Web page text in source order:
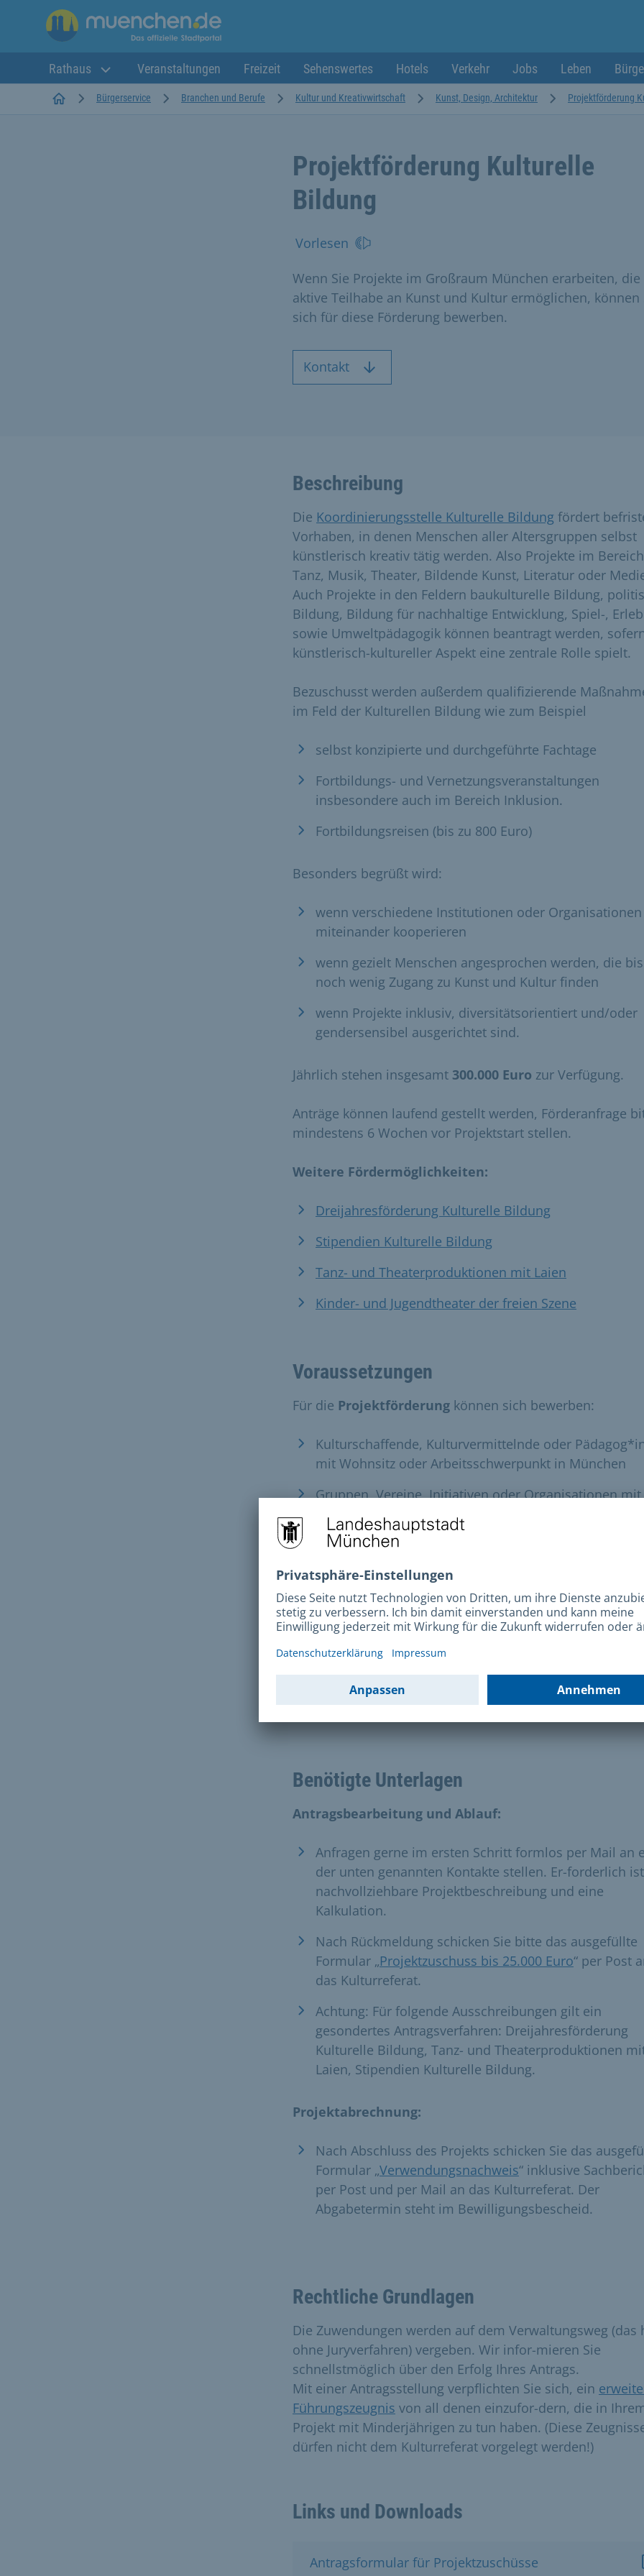
Rathaus Veranstaltungen Freizeit Sehenswertes Hotels Verkehr Jobs Leben
StartseiteBürgerservice Branchen und Berufe Kultur und Kreativwirtschaft Kunst, Design, Architektur Projektförderung
Projektförderung Kulturelle
Bildung
Vorlesen
Wenn Sie Projekte im Großraum München erarbeiten, die
aktive Teilhabe an Kunst und Kultur ermöglichen, können
sich für diese Förderung bewerben.
Kontakt
Beschreibung
Die Koordinierungsstelle Kulturelle Bildung fördert
Vorhaben, in denen Menschen aller Altersgruppen selbst
künstlerisch kreativ tätig werden. Also Projekte im Bereich
Tanz, Musik, Theater, Bildende Kunst, Literatur oder
Auch Projekte in den Feldern baukulturelle Bildung,
Bildung, Bildung für nachhaltige Entwicklung, Spiel-,
sowie Umweltpädagogik können beantragt werden,
künstlerisch-kultureller Aspekt eine zentrale Rolle spielt.
Bezuschusst werden außerdem qualifizierende
im Feld der Kulturellen Bildung wie zum Beispiel
selbst konzipierte und durchgeführte Fachtage
Fortbildungs- und Vernetzungsveranstaltungen
insbesondere auch im Bereich Inklusion.
Fortbildungsreisen (bis zu 800 Euro)
Besonders begrüßt wird:
wenn verschiedene Institutionen oder Organisationen
miteinander kooperieren
wenn gezielt Menschen angesprochen werden, die
noch wenig Zugang zu Kunst und Kultur finden
wenn Projekte inklusiv, diversitätsorientiert und/oder
gendersensibel ausgerichtet sind.
Jährlich stehen insgesamt 300.000 Euro zur Verfügung.
Anträge können laufend gestellt werden, Förderanfrage
mindestens 6 Wochen vor Projektstart stellen.
Weitere Fördermöglichkeiten:
Dreijahresförderung Kulturelle Bildung
Stipendien Kulturelle Bildung
Tanz- und Theaterproduktionen mit Laien
Kinder- und Jugendtheater der freien Szene
Voraussetzungen
Für die Projektförderung können sich bewerben:
Kulturschaffende, Kulturvermittelnde oder
mit Wohnsitz oder Arbeitsschwerpunkt in München
Gruppen, Vereine, Initiativen oder Organisationen mit
Kulturbezug
Der Großteil der Förderanfragen bewegt sich zwischen
3.000 und 10.000 Euro, aber auch höhere Summen
beantragt werden.
Es gelten die allgemeinenFörderkriteriendes
sowie dieKonzeption Kulturelle Bildung für München.
Benötigte Unterlagen
Antragsbearbeitung und Ablauf:
Anfragen gerne im ersten Schritt formlos per Mail an
der unten genannten Kontakte stellen. Er-forderlich
nachvollziehbare Projektbeschreibung und eine
Kalkulation.
Nach Rückmeldung schicken Sie bitte das ausgefüllte
Formular „Projektzuschuss bis 25.000 Euro“ per Post
das Kulturreferat.
Achtung: Für folgende Ausschreibungen gilt ein
gesondertes Antragsverfahren: Dreijahresförderung
Kulturelle Bildung, Tanz- und Theaterproduktionen
Laien, Stipendien Kulturelle Bildung.
Projektabrechnung:
Nach Abschluss des Projekts schicken Sie das
Formular „Verwendungsnachweis“ inklusive
per Post und per Mail an das Kulturreferat. Der
Abgabetermin steht im Bewilligungsbescheid.
Rechtliche Grundlagen
Die Zuwendungen werden auf dem Verwaltungsweg (das
ohne Juryverfahren) vergeben. Wir infor-mieren Sie
schnellstmöglich über den Erfolg Ihres Antrags.
Mit einer Antragsstellung verpflichten Sie sich, ein
Führungszeugnis von all denen einzufor-dern, die in
Projekt mit Minderjährigen zu tun haben. (Diese
dürfen nicht dem Kulturreferat vorgelegt werden!)
Links und Downloads
Antragsformular für Projektzuschüsse